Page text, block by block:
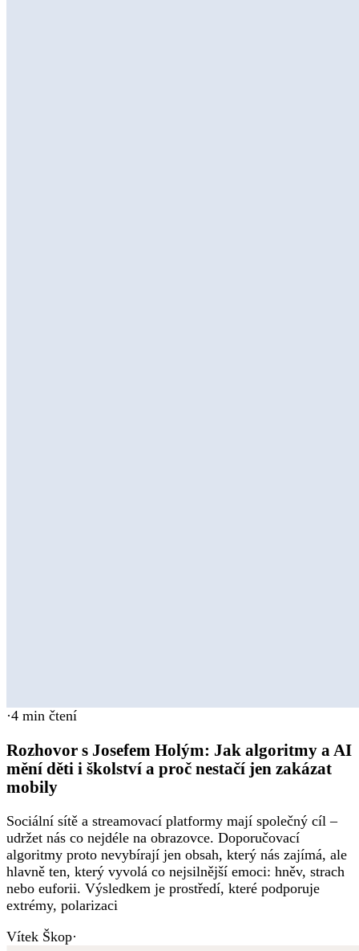
·4 min čtení
Rozhovor s Josefem Holým: Jak algoritmy a AI
mění děti i školství a proč nestačí jen zakázat
mobily
Sociální sítě a streamovací platformy mají společný cíl –
udržet nás co nejdéle na obrazovce. Doporučovací
algoritmy proto nevybírají jen obsah, který nás zajímá, ale
hlavně ten, který vyvolá co nejsilnější emoci: hněv, strach
nebo euforii. Výsledkem je prostředí, které podporuje
extrémy, polarizaci
Vítek Škop·